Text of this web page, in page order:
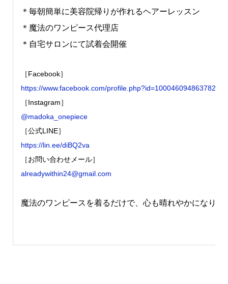
＊毎朝簡単に美容院帰りが作れるヘアーレッスン
＊魔法のワンピース代理店
＊自宅サロンにて試着会開催
［Facebook］
https://www.facebook.com/profile.php?id=100046094863782
［Instagram］
@madoka_onepiece
［公式LINE］
https://lin.ee/diBQ2va
［お問い合わせメール］
alreadywithin24@gmail.com
魔法のワンピースを着るだけで、心も晴れやかになり